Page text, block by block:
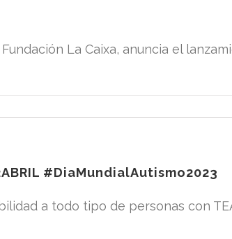
La Caixa, anuncia el
#DiaMundialAutismo2023
a todo tipo de personas con